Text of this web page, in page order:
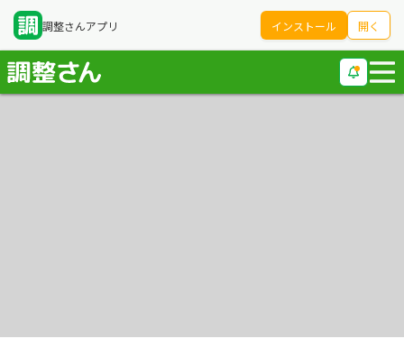
調整さんアプリ インストール 開く